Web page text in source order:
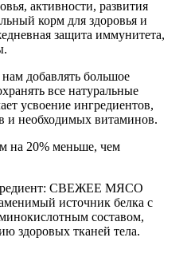
активности, развития
корм для здоровья и
защита иммунитета,
добавлять большое
все натуральные
усвоение ингредиентов,
и необходимых витаминов.
на 20% меньше, чем
СВЕЖЕЕ МЯСО
источник белка с
составом,
здоровых тканей тела.